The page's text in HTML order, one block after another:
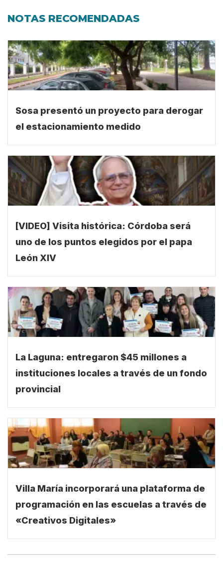
Sosa presentó un proyecto para derogar
el estacionamiento medido
[VIDEO] Visita histórica: Córdoba será
uno de los puntos elegidos por el papa
León XIV
La Laguna: entregaron $45 millones a
instituciones locales a través de un fondo
provincial
Villa María incorporará una plataforma de
programación en las escuelas a través de
«Creativos Digitales»